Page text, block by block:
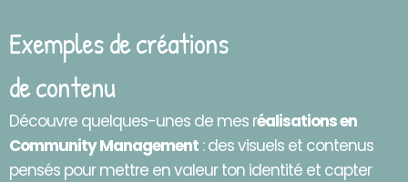
Exemples de créations
de contenu
Découvre quelques-unes de mes réalisations en
Community Management : des visuels et contenus
pensés pour mettre en valeur ton identité et capter